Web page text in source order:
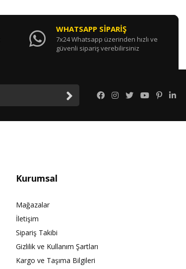
WHATSAPP SİPARİŞ
7x24 Whatsapp üzerinden hızlı ve
güvenli sipariş verebilirsiniz
Kurumsal
Mağazalar
İletişim
Sipariş Takibi
Gizlilik ve Kullanım Şartları
Kargo ve Taşıma Bilgileri